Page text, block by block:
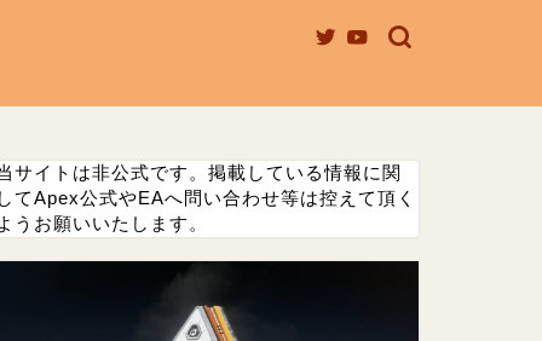
サイトは非公式です。掲載している情報に関
してApex公式やEAへ問い合わせ等は控えて頂く
うお願いいたします。